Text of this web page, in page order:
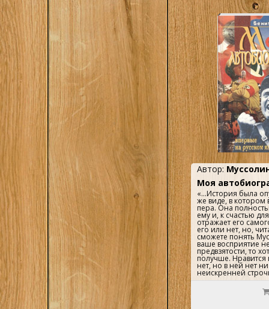
Какие из
ней правдивы, а
рассказывает в
книге сэр Джон
Автор:
Моя
«...История была
же виде, в котором
пера. Она
ему и, к счастью
отражает его
его или нет, но,
сможете понять
ваше восприятие
предвзятости, то
получше. Нравится
нет, но в ней нет
неискренней